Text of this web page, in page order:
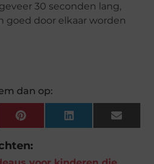
30 seconden lang,
goed door elkaar worden
dan op:
Pinterest LinkedIn Email